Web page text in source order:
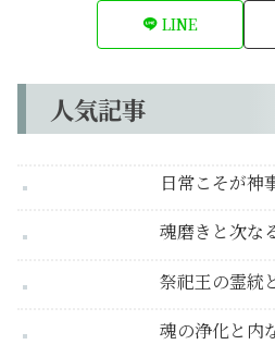
LINE
人気記事
日常こそが神
魂磨きと次な
祭祀王の霊統
魂の浄化と内